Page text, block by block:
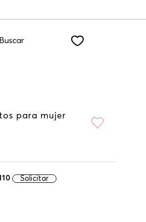
Buscar
para mujer
Solicitar